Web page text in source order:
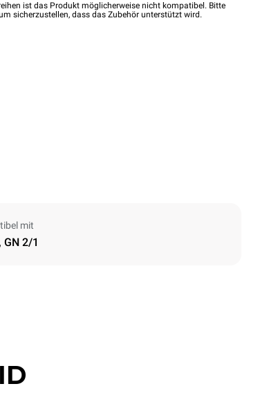
ist das Produkt möglicherweise nicht kompatibel. Bitte
sicherzustellen, dass das Zubehör unterstützt wird.
mit
GN 2/1